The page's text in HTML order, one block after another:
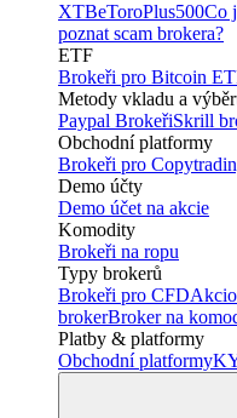
XTBeToroPlus500Co
poznat scam brokera?
ETF
Brokeři pro Bitcoin
Metody vkladu a
Paypal BrokeřiSkrill
Obchodní platformy
Brokeři pro
Demo účty
Demo účet na akcie
Komodity
Brokeři na ropu
Typy brokerů
Brokeři pro CFD
brokerBroker na
Platby & platformy
Obchodní platformy